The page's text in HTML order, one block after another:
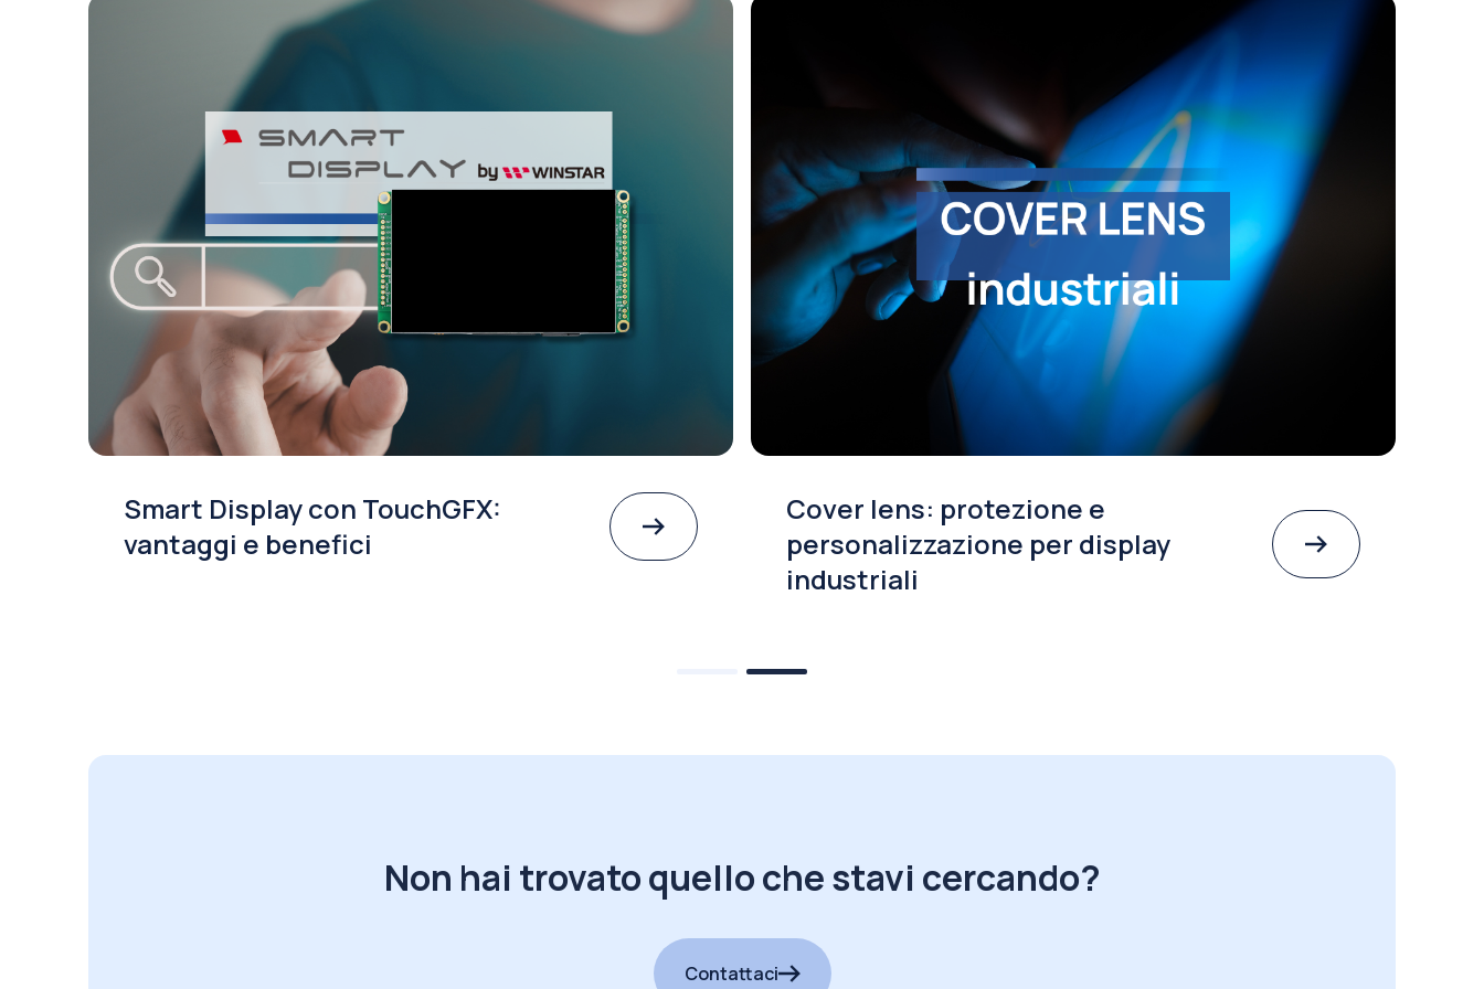
Smart Display con TouchGFX:
vantaggi e benefici
Cover lens: protezione e
personalizzazione per display
industriali
Non hai trovato quello che stavi cercando?
Contattaci